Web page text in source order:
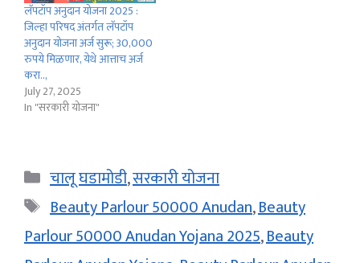
लॅपटॉप अनुदान योजना 2025 :
जिल्हा परिषद अंतर्गत लॅपटॉप
अनुदान योजना अर्ज सुरू; 30,000
रुपये मिळणार, येथे आत्ताच अर्ज
करा..,
July 27, 2025
In "सरकारी योजना"
Categories
चालू घडामोडी,सरकारी योजना
Tags
Beauty Parlour 50000 Anudan,Beauty
Parlour 50000 Anudan Yojana 2025,Beauty